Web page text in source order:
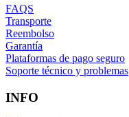
FAQS
Transporte
Reembolso
Garantía
Plataformas de pago seguro
Soporte técnico y problemas
INFO